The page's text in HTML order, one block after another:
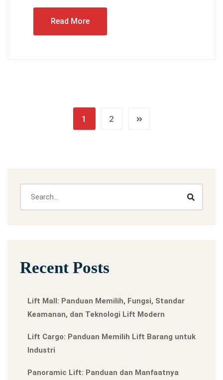
Read More
1 2
Recent Posts
Lift Mall: Panduan Memilih, Fungsi, Standar
Keamanan, dan Teknologi Lift Modern
Lift Cargo: Panduan Memilih Lift Barang untuk
Industri
Panoramic Lift: Panduan dan Manfaatnya